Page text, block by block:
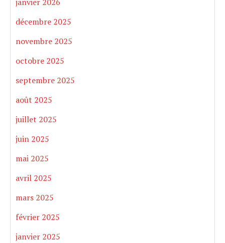
janvier 2026
décembre 2025
novembre 2025
octobre 2025
septembre 2025
août 2025
juillet 2025
juin 2025
mai 2025
avril 2025
mars 2025
février 2025
janvier 2025